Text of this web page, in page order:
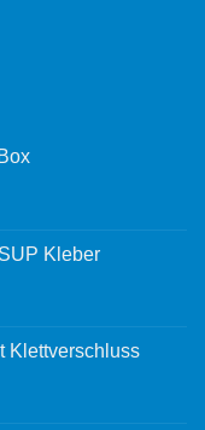
Kleber
Klettverschluss